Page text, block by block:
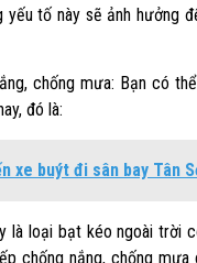
yếu tố này sẽ ảnh hưởng
chống mưa: Bạn có
đó là:
xe buýt đi sân bay Tân
là loại bạt kéo ngoài trời
chống nắng, chống